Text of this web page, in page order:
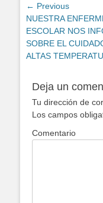
Navegación
de
entradas
← Previous
Previous
post:
NUESTRA
ESCOLAR NOS
SOBRE EL
ALTAS
Deja un
Tu dirección de
Los campos
Comentario